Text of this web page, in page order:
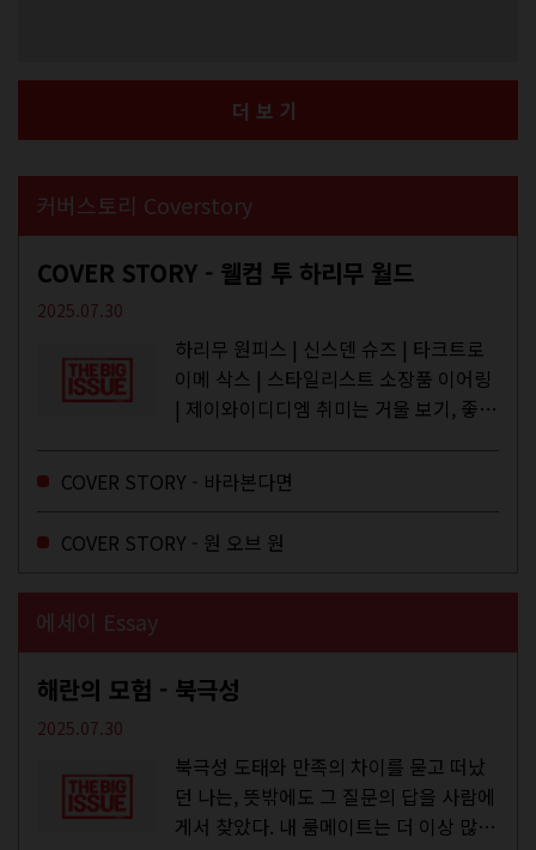
더보기
커버스토리 Coverstory
COVER STORY - 웰컴 투 하리무 월드
2025.07.30
하리무 원피스 | 신스덴 슈즈 | 타크트로
이메 삭스 | 스타일리스트 소장품 이어링
| 제이와이디디엠 취미는 거울 보기, 좋아
주와...
COVER STORY - 바라본다면
COVER STORY - 원 오브 원
에세이 Essay
해란의 모험 - 북극성
2025.07.30
북극성 도태와 만족의 차이를 묻고 떠났
던 나는, 뜻밖에도 그 질문의 답을 사람에
게서 찾았다. 내 룸메이트는 더 이상 많은